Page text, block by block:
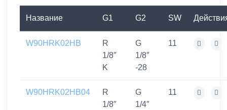
Название G1 G2 SW
W90HRK02HB
R
1/8″
K
G
1/8″
-28
11
W90HRK02HB04
R
1/8″
G
1/4″
11